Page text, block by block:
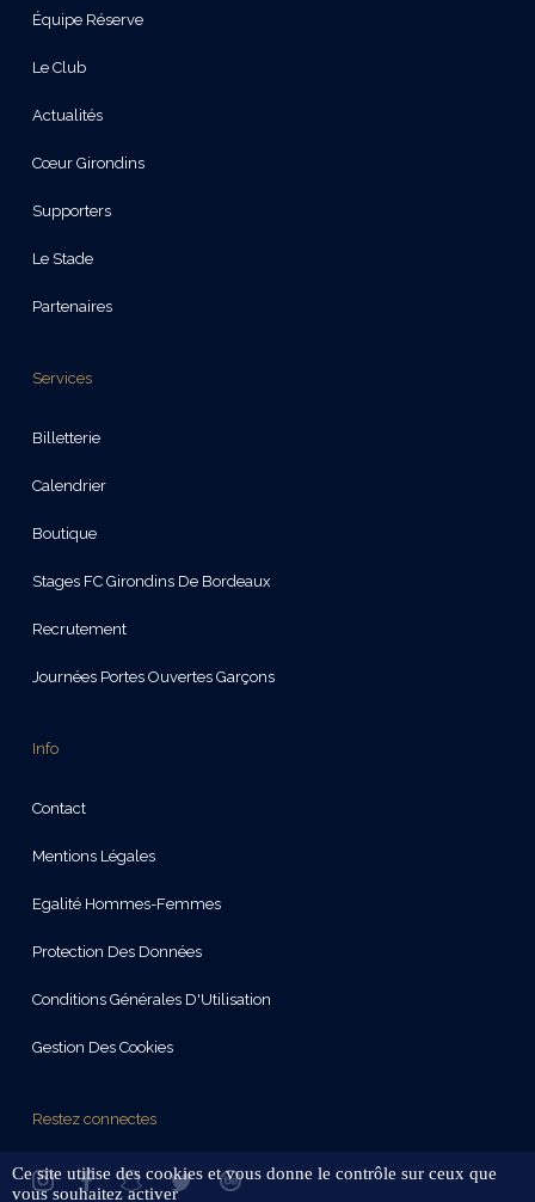
Équipe Réserve
Le Club
Actualités
Cœur Girondins
Supporters
Le Stade
Partenaires
Services
Billetterie
Calendrier
Boutique
Stages FC Girondins De Bordeaux
Recrutement
Journées Portes Ouvertes Garçons
Info
Contact
Mentions Légales
Egalité Hommes-Femmes
Protection Des Données
Conditions Générales D'Utilisation
Gestion Des Cookies
Restez connectes
Ce site utilise des cookies et vous donne le contrôle sur ceux que
vous souhaitez activer